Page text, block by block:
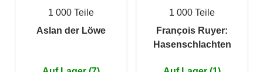
1 000 Teile
Aslan der Löwe
1 000 Teile
François Ruyer:
Hasenschlachten